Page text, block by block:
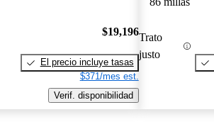
$19,196
El precio incluye tasas
$371/mes est.
Verif. disponibilidad
Trato
justo